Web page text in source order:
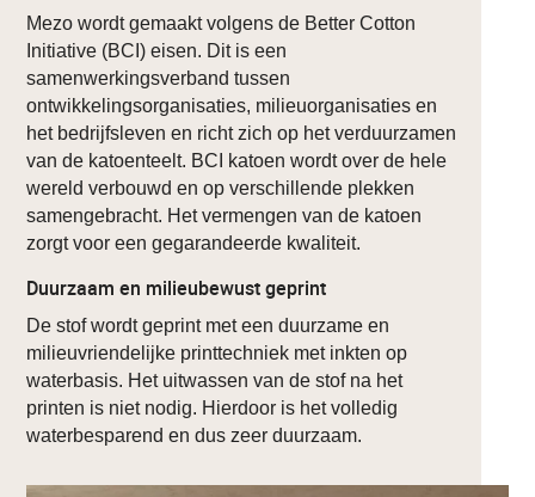
Mezo wordt gemaakt volgens de Better Cotton
Initiative (BCI) eisen. Dit is een
samenwerkingsverband tussen
ontwikkelingsorganisaties, milieuorganisaties en
het bedrijfsleven en richt zich op het verduurzamen
van de katoenteelt. BCI katoen wordt over de hele
wereld verbouwd en op verschillende plekken
samengebracht. Het vermengen van de katoen
zorgt voor een gegarandeerde kwaliteit.
Duurzaam en milieubewust geprint
De stof wordt geprint met een duurzame en
milieuvriendelijke printtechniek met inkten op
waterbasis. Het uitwassen van de stof na het
printen is niet nodig. Hierdoor is het volledig
waterbesparend en dus zeer duurzaam.